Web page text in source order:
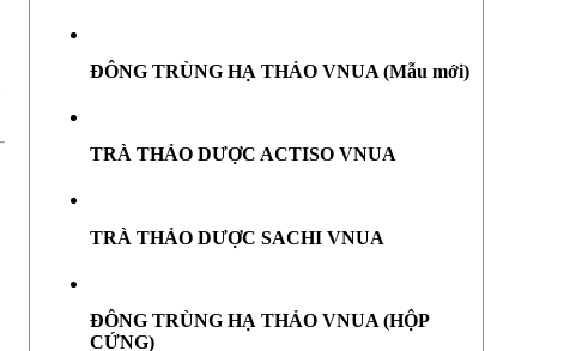
ĐÔNG TRÙNG HẠ THẢO VNUA (Mẫu mới)
TRÀ THẢO DƯỢC ACTISO VNUA
TRÀ THẢO DƯỢC SACHI VNUA
ĐÔNG TRÙNG HẠ THẢO VNUA (HỘP
CỨNG)